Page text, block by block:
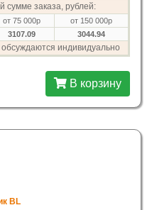
сумме заказа, рублей:
от 75 000р
от 150 000р
3107.09 3044.94
индивидуально
В корзину
BL